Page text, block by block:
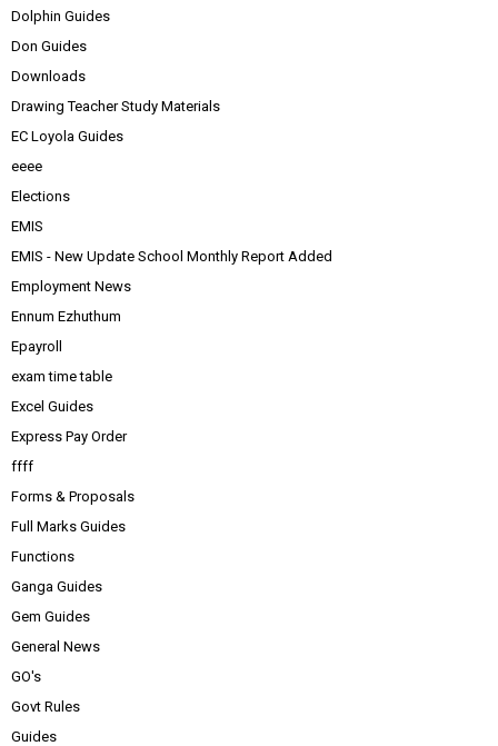
Dolphin Guides
Don Guides
Downloads
Drawing Teacher Study Materials
EC Loyola Guides
eeee
Elections
EMIS
EMIS - New Update School Monthly Report Added
Employment News
Ennum Ezhuthum
Epayroll
exam time table
Excel Guides
Express Pay Order
ffff
Forms & Proposals
Full Marks Guides
Functions
Ganga Guides
Gem Guides
General News
GO's
Govt Rules
Guides